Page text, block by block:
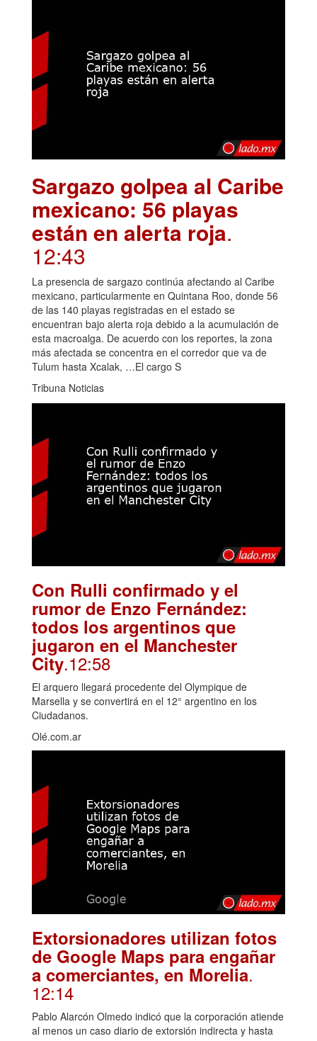
Sargazo golpea al Caribe
mexicano: 56 playas
están en alerta roja.
12:43
La presencia de sargazo continúa afectando al Caribe
mexicano, particularmente en Quintana Roo, donde 56
de las 140 playas registradas en el estado se
encuentran bajo alerta roja debido a la acumulación de
esta macroalga. De acuerdo con los reportes, la zona
más afectada se concentra en el corredor que va de
Tulum hasta Xcalak, …El cargo S
Tribuna Noticias
Con Rulli confirmado y el
rumor de Enzo Fernández:
todos los argentinos que
jugaron en el Manchester
City.12:58
El arquero llegará procedente del Olympique de
Marsella y se convertirá en el 12° argentino en los
Ciudadanos.
Olé.com.ar
Extorsionadores utilizan fotos
de Google Maps para engañar
a comerciantes, en Morelia.
12:14
Pablo Alarcón Olmedo indicó que la corporación atiende
al menos un caso diario de extorsión indirecta y hasta